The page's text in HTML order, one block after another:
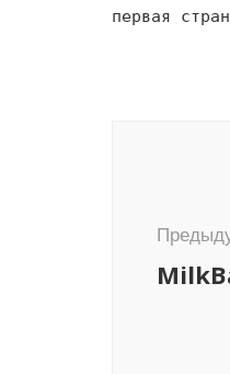
первая